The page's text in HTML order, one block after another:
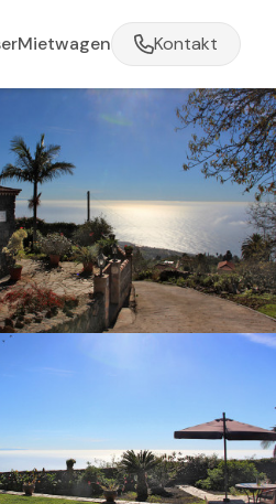
Mietwagen Kontakt